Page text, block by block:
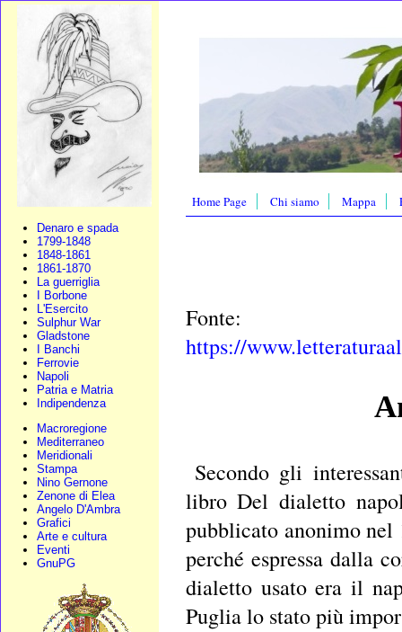
Denaro e spada
1799-1848
1848-1861
1861-1870
La guerriglia
I Borbone
L'Esercito
Sulphur War
Gladstone
I Banchi
Ferrovie
Napoli
Patria e Matria
Indipendenza
Macroregione
Mediterraneo
Meridionali
Stampa
Nino Gernone
Zenone di Elea
Angelo D'Ambra
Grafici
Arte e cultura
Eventi
GnuPG
Home Page Chi siamo Mappa
Fonte:
https://
Secondo gli
libro Del dialetto
pubblicato anonimo
perché espressa dalla
dialetto usato era il
Puglia lo stato più